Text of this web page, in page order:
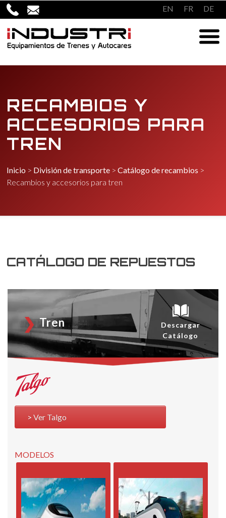
Saltar
al
contenido
EN FR DE
RECAMBIOS Y
ACCESORIOS PARA
TREN
Inicio > División de transporte >Catálogo de recambios >
Recambios y accesorios para tren
CATÁLOGO DE REPUESTOS
Tren
Descargar
Catálogo
Ver Talgo
MODELOS